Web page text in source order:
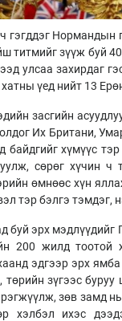
гэгддэг
титмийг зүүж буй
улсаа захирдаг
үед нийт 13
засгийн
Их Британи,
хүмүүс
сөрөг хүчин ч
өмнөөс хүн
тэр бэлгэ тэмдэг,
буй эрх
200 жилд
эдгээр эрх
төрийн зүгээс
зөв замд
хэлбэл ихэс